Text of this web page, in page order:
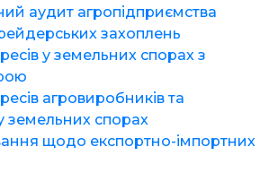
аудит агропідприємства
захоплень
у земельних спорах з
агровиробників та
земельних спорах
щодо експортно-імпортних